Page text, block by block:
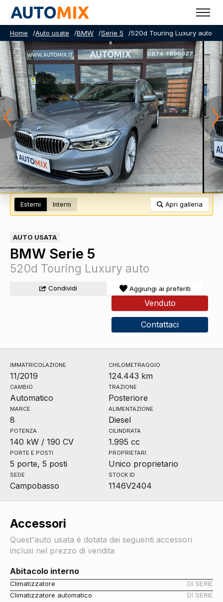
Home /Auto usate /BMW /Serie 5 /520d Touring Luxury auto
Esterni Interni Apri galleria
AUTO USATA
BMW Serie 5
520d Touring Luxury auto
Condividi Aggiungi ai preferiti
Venduto
Contattaci
IMMATRICOLAZIONE
11/2019
CHILOMETRAGGIO
124.443 km
CAMBIO
Automatico
TRAZIONE
Posteriore
MARCE
8
ALIMENTAZIONE
Diesel
POTENZA
140 kW / 190 CV
CILINDRATA
1.995 cc
PORTE E POSTI
5 porte, 5 posti
PROPRIETARI
Unico proprietario
SEDE
Campobasso
STOCK ID
1146V2404
Accessori
Quest'auto usata è dotata dei seguenti accessori
inclusi nel prezzo di vendita
Abitacolo interno
Climatizzatore
DI SERIE
Climatizzatore automatico
DI SERIE